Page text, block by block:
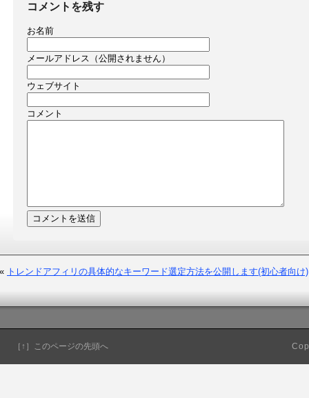
コメントを残す
お名前
メールアドレス（公開されません）
ウェブサイト
コメント
« トレンドアフィリの具体的なキーワード選定方法を公開します(初心者向け)
［↑］このページの先頭へ